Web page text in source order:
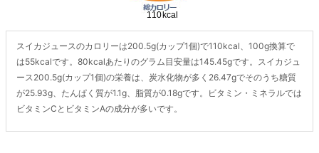
スイカジュースのカロリーは200.5g(カップ1個)で110kcal、100g換算で
は55kcalです。80kcalあたりのグラム目安量は145.45gです。スイカジュ
ース200.5g(カップ1個)の栄養は、炭水化物が多く26.47gでそのうち糖質
が25.93g、たんぱく質が1.1g、脂質が0.18gです。ビタミン・ミネラルでは
ビタミンCとビタミンAの成分が多いです。